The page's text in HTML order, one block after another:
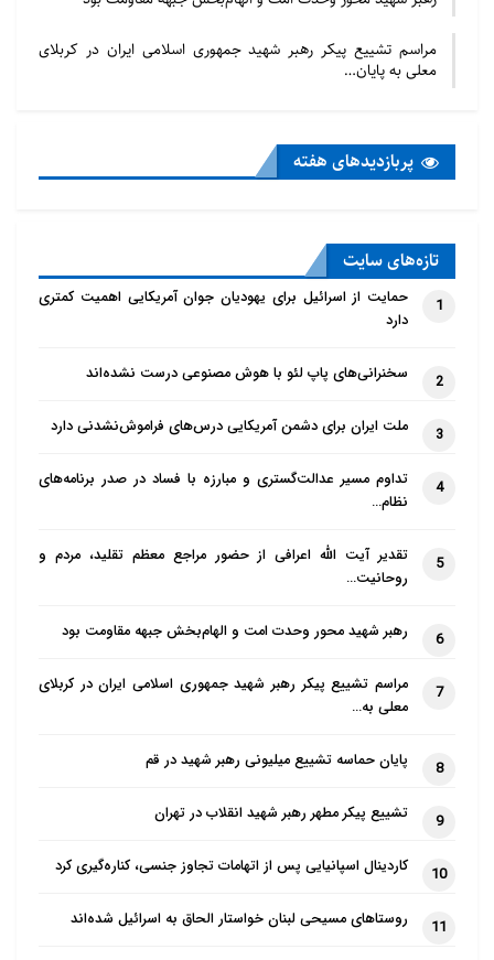
مراسم تشییع پیکر رهبر شهید جمهوری اسلامی ایران در کربلای
معلی به پایان…
پربازدید‌های هفته
تازه‌‌های سایت
1
حمایت از اسرائیل برای یهودیان جوان آمریکایی اهمیت کمتری
دارد
2 سخنرانی‌های پاپ لئو با هوش مصنوعی درست نشده‌اند
3 ملت ایران برای دشمن آمریکایی درس‌های فراموش‌نشدنی دارد
4
تداوم مسیر عدالت‌گستری و مبارزه با فساد در صدر برنامه‌های
نظام…
5
تقدیر آیت الله اعرافی از حضور مراجع معظم تقلید، مردم و
روحانیت…
6 رهبر شهید محور وحدت امت و الهام‌بخش جبهه مقاومت بود
7
مراسم تشییع پیکر رهبر شهید جمهوری اسلامی ایران در کربلای
معلی به…
8 پایان حماسه تشییع میلیونی رهبر شهید در قم
9 تشییع پیکر مطهر رهبر شهید انقلاب در تهران
10 کاردینال اسپانیایی پس از اتهامات تجاوز جنسی، کناره‌گیری کرد
11 روستاهای مسیحی لبنان خواستار الحاق به اسرائیل شده‌اند